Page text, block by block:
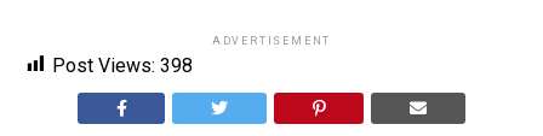
ADVERTISEMENT
Post Views: 398